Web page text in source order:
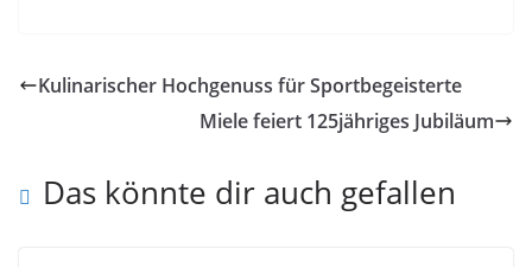
Kulinarischer Hochgenuss für Sportbegeisterte
Miele feiert 125jähriges Jubiläum
Das könnte dir auch gefallen